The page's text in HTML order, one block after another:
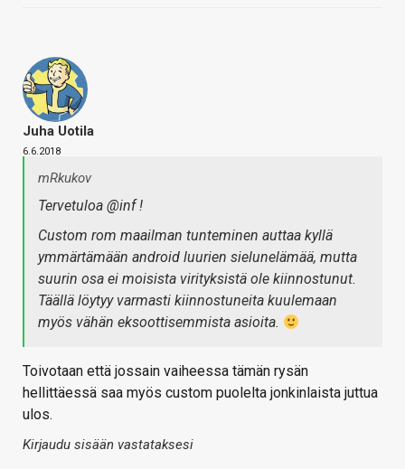
Juha Uotila
6.6.2018
mRkukov
Tervetuloa @inf !
Custom rom maailman tunteminen auttaa kyllä
ymmärtämään android luurien sielunelämää, mutta
suurin osa ei moisista virityksistä ole kiinnostunut.
Täällä löytyy varmasti kiinnostuneita kuulemaan
myös vähän eksoottisemmista asioita.
Toivotaan että jossain vaiheessa tämän rysän
hellittäessä saa myös custom puolelta jonkinlaista juttua
ulos.
Kirjaudu sisään vastataksesi